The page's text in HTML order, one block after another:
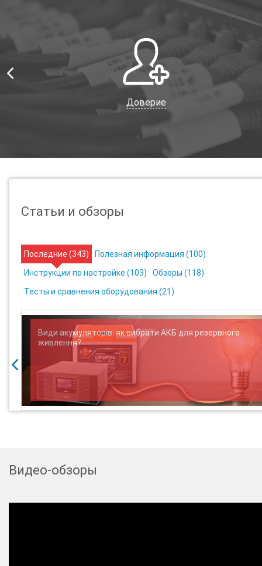
Доверие
Статьи и обзоры
Последние (343) Полезная информация (100)
Инструкции по настройке (103) Обзоры (118)
Тесты и сравнения оборудования (21)
Види акумуляторів: як вибрати АКБ для резервного
живлення?
Видео-обзоры